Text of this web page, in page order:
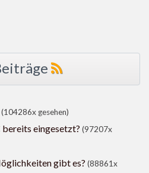
(104286x gesehen)
eingesetzt? (97207x
gibt es? (88861x